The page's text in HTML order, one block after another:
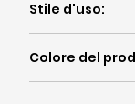
Stile d'uso:
Colore del